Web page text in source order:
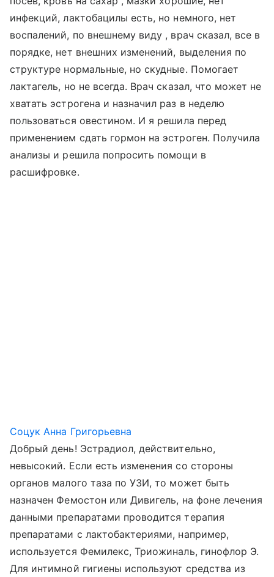
инфекций, лактобацилы есть, но немного, нет
воспалений, по внешнему виду , врач сказал, все в
порядке, нет внешних изменений, выделения по
структуре нормальные, но скудные. Помогает
лактагель, но не всегда. Врач сказал, что может не
хватать эстрогена и назначил раз в неделю
пользоваться овестином. И я решила перед
применением сдать гормон на эстроген. Получила
анализы и решила попросить помощи в
расшифровке.
Соцук Анна Григорьевна
Добрый день! Эстрадиол, действительно,
невысокий. Если есть изменения со стороны
органов малого таза по УЗИ, то может быть
назначен Фемостон или Дивигель, на фоне лечения
данными препаратами проводится терапия
препаратами с лактобактериями, например,
используется Фемилекс, Триожиналь, гинофлор Э.
Для интимной гигиены используют средства из